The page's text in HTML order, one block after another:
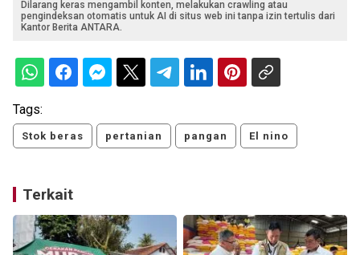
Dilarang keras mengambil konten, melakukan crawling atau
pengindeksan otomatis untuk AI di situs web ini tanpa izin tertulis dari
Kantor Berita ANTARA.
Tags:
Stok beras pertanian pangan El nino
Terkait